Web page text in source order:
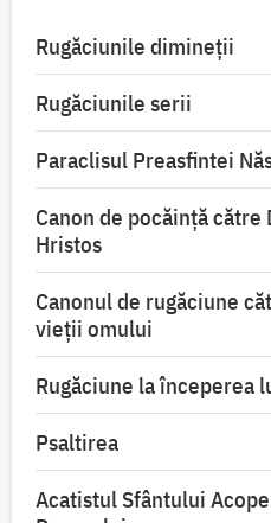
Rugăciunile dimineții
Rugăciunile serii
Paraclisul Preasfintei
Canon de pocăință
Hristos
Canonul de rugăciune
vieții omului
Rugăciune la începerea
Psaltirea
Acatistul Sfântului